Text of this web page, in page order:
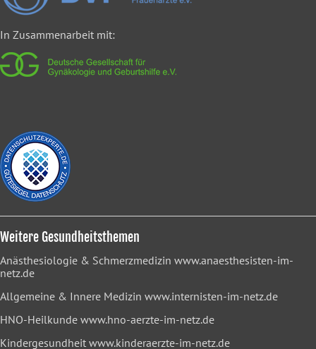
In Zusammenarbeit mit:
Weitere Gesundheitsthemen
Anästhesiologie & Schmerzmedizin www.anaesthesisten-im-
netz.de
Allgemeine & Innere Medizin www.internisten-im-netz.de
HNO-Heilkunde www.hno-aerzte-im-netz.de
Kindergesundheit www.kinderaerzte-im-netz.de